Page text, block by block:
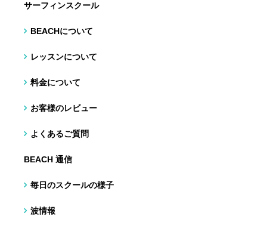
サーフィンスクール
BEACHについて
レッスンについて
料金について
お客様のレビュー
よくあるご質問
BEACH 通信
毎日のスクールの様子
波情報